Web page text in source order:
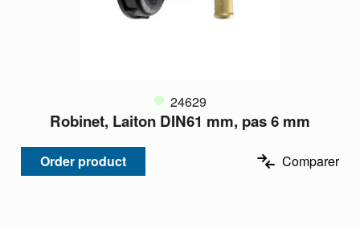
24629
Robinet, Laiton DIN61 mm, pas 6 mm
Order product Comparer